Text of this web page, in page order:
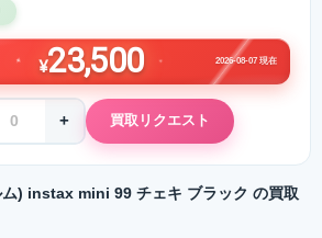
¥23,500 2026-08-07 現在
+ 買取リクエスト
) instax mini 99 チェキ ブラック の買取